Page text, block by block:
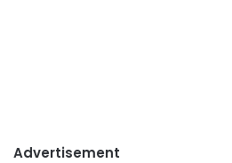
Advertisement